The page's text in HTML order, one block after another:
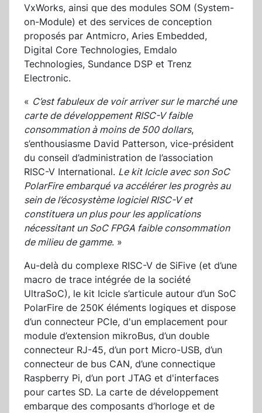
VxWorks, ainsi que des modules SOM (System-
on-Module) et des services de conception
proposés par Antmicro, Aries Embedded,
Digital Core Technologies, Emdalo
Technologies, Sundance DSP et Trenz
Electronic.
« C’est fabuleux de voir arriver sur le marché une
carte de développement RISC-V faible
consommation à moins de 500 dollars,
s’enthousiasme David Patterson, vice-président
du conseil d’administration de l’association
RISC-V International. Le kit Icicle avec son SoC
PolarFire embarqué va accélérer les progrès au
sein de l’écosystème logiciel RISC-V et
constituera un plus pour les applications
nécessitant un SoC FPGA faible consommation
de milieu de gamme. »
Au-delà du complexe RISC-V de SiFive (et d’une
macro de trace intégrée de la société
UltraSoC), le kit Icicle s’articule autour d’un SoC
PolarFire de 250K éléments logiques et dispose
d’un connecteur PCIe, d'un emplacement pour
module d’extension mikroBus, d’un double
connecteur RJ-45, d’un port Micro-USB, d’un
connecteur de bus CAN, d’une connectique
Raspberry Pi, d’un port JTAG et d'interfaces
pour cartes SD. La carte de développement
embarque des composants d’horloge et de